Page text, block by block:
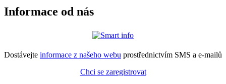
Informace od nás
Dostávejte informace z našeho webu prostřednictvím SMS a e-mailů
Chci se zaregistrovat